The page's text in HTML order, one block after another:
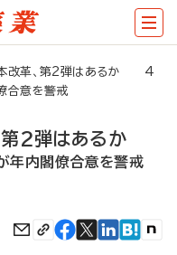
本改革、第2弾はあるか 4
合意を警戒
第2弾はあるか
年内閣僚合意を警戒